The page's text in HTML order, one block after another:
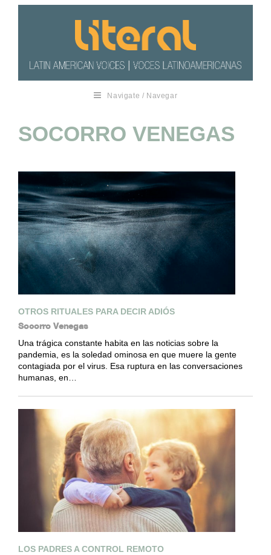
Navigate / Navegar
SOCORRO VENEGAS
OTROS RITUALES PARA DECIR ADIÓS
Socorro Venegas
Una trágica constante habita en las noticias sobre la
pandemia, es la soledad ominosa en que muere la gente
contagiada por el virus. Esa ruptura en las conversaciones
humanas, en…
LOS PADRES A CONTROL REMOTO